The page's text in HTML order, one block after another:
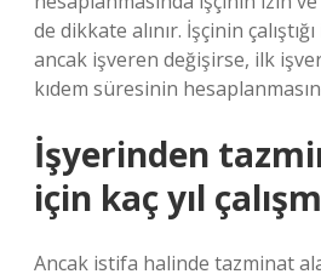
de dikkate alınır. İşçinin
ancak işveren değişirse, ilk
kıdem süresinin
İşyerinden
için kaç yıl
Ancak istifa halinde tazminat